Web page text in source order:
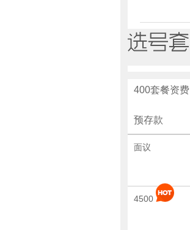
400套餐资费
预存款
面议
4500